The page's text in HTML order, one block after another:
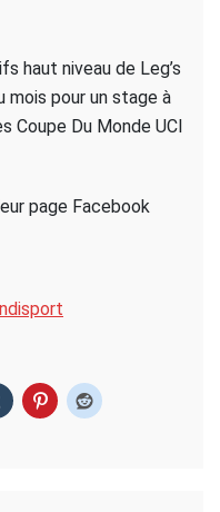
haut niveau de Leg’s
mois pour un stage à
Coupe Du Monde UCI
page Facebook